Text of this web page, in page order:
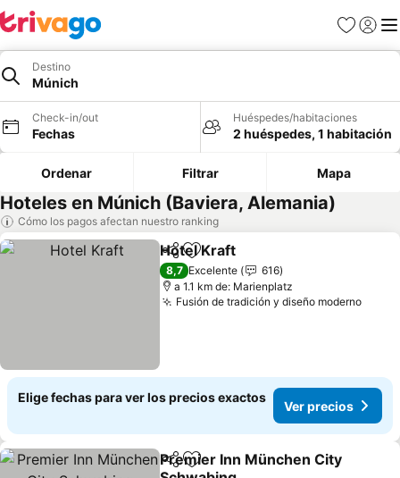
Favoritos
Iniciar
Destino
Múnich
Check-in/out
Fechas
Huéspedes/habitaciones
2 huéspedes, 1 habitación
Ordenar Filtrar Mapa
Hoteles en Múnich (Baviera, Alemania)
Cómo los pagos afectan nuestro ranking
CompartirAgregar a favoritos
Hotel Kraft
8,7 Excelente
616
a 1.1 km de: Marienplatz
Fusión de tradición y diseño modernoVer
Elige fechas para ver los precios exactos
Ver precios
CompartirAgregar a favoritos
Premier Inn München City